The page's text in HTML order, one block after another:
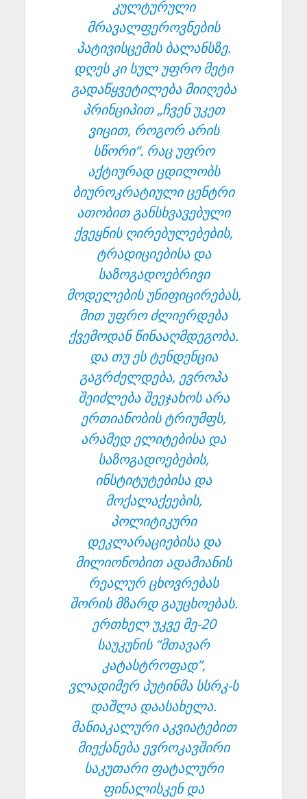
კულტურული
მრავალფეროვნების
პატივისცემის ბალანსზე.
დღეს კი სულ უფრო მეტი
გადაწყვეტილება მიიღება
პრინციპით „ჩვენ უკეთ
ვიცით, როგორ არის
სწორი“. რაც უფრო
აქტიურად ცდილობს
ბიუროკრატიული ცენტრი
ათობით განსხვავებული
ქვეყნის ღირებულებების,
ტრადიციებისა და
საზოგადოებრივი
მოდელების უნიფიცირებას,
მით უფრო ძლიერდება
ქვემოდან წინააღმდეგობა.
და თუ ეს ტენდენცია
გაგრძელდება, ევროპა
შეიძლება შეეჯახოს არა
ერთიანობის ტრიუმფს,
არამედ ელიტებისა და
საზოგადოებების,
ინსტიტუტებისა და
მოქალაქეების,
პოლიტიკური
დეკლარაციებისა და
მილიონობით ადამიანის
რეალურ ცხოვრებას
შორის მზარდ გაუცხოებას.
ერთხელ უკვე მე-20
საუკუნის “მთავარ
კატასტროფად”,
ვლადიმერ პუტინმა სსრკ-ს
დაშლა დაასახელა.
მანიაკალური აკვიატებით
მიექანება ევროკავშირი
საკუთარი ფატალური
ფინალისკენ და